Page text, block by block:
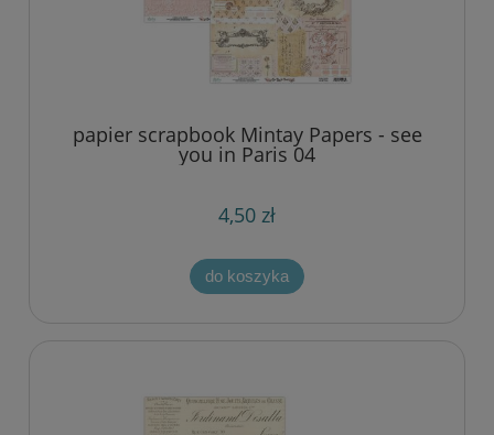
papier scrapbook Mintay Papers - see
you in Paris 04
4,50 zł
do koszyka